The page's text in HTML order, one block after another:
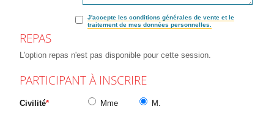
J'accepte les conditions générales de vente et le
traitement de mes données personnelles.
REPAS
L'option repas n'est pas disponible pour cette session.
PARTICIPANT À INSCRIRE
Civilité Mme M.